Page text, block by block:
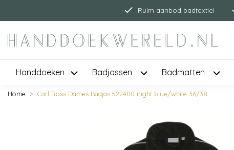
Ruim aanbod badtextiel
Handdoeken Badjassen Badmatten
Home Carl Ross Dames Badjas 522400 night blue/white 36/38